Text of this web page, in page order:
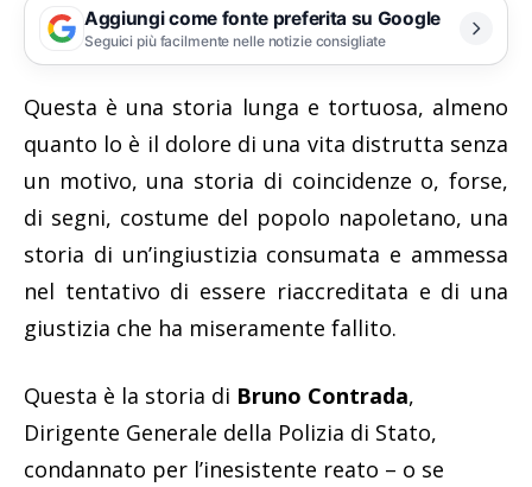
Aggiungi come fonte preferita su Google
Seguici più facilmente nelle notizie consigliate
Questa è una storia lunga e tortuosa, almeno
quanto lo è il dolore di una vita distrutta senza
un motivo, una storia di coincidenze o, forse,
di segni, costume del popolo napoletano, una
storia di un’ingiustizia consumata e ammessa
nel tentativo di essere riaccreditata e di una
giustizia che ha miseramente fallito.
Questa è la storia di Bruno Contrada,
Dirigente Generale della Polizia di Stato,
condannato per l’inesistente reato – o se